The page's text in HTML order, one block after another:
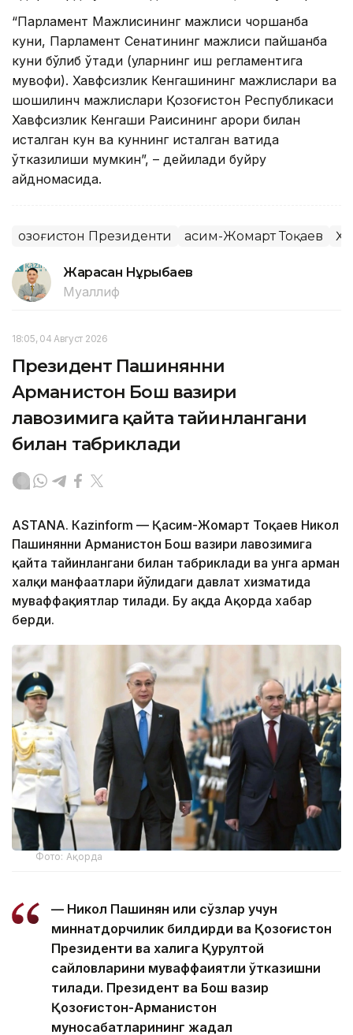
“Парламент Мажлисининг мажлиси чоршанба
куни, Парламент Сенатининг мажлиси пайшанба
куни бўлиб ўтади (уларнинг иш регламентига
мувофиқ). Хавфсизлик Кенгашининг мажлислари ва
шошилинч мажлислари Қозоғистон Республикаси
Хавфсизлик Кенгаши Раисининг қарори билан
исталган кун ва куннинг исталган вақтида
ўтказилиши мумкин”, – дейилади буйруқ
қайдномасида.
Қозоғистон Президенти Қасим-Жомарт Тоқаев
Жарасқан Нұрыбаев
Муаллиф
18:05, 04 Август 2026
Президент Пашинянни
Арманистон Бош вазири
лавозимига қайта тайинлангани
билан табриклади
ASTANА. Кazinform — Қасим-Жомарт Тоқаев Никол
Пашинянни Арманистон Бош вазири лавозимига
қайта тайинлангани билан табриклади ва унга арман
халқи манфаатлари йўлидаги давлат хизматида
муваффақиятлар тилади. Бу ҳақда Ақорда хабар
берди.
Фото: Ақорда
— Никол Пашинян илиқ сўзлар учун
миннатдорчилик билдирди ва Қозоғистон
Президенти ва халқига Қурултой
сайловларини муваффақиятли ўтказишни
тилади. Президент ва Бош вазир
Қозоғистон-Арманистон
муносабатларининг жадал